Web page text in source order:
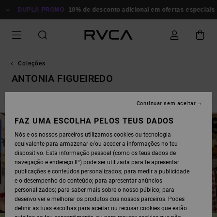
PARA
GRELHA
DUPLA PROMO 10% de desconto adicional em ofertas especiais
Coleções
ANTONIA FIGUEIREDO
Dayshift - Essentials
FAZ UMA ESCOLHA PELOS TEUS DADOS
Nós e os nossos parceiros utilizamos cookies ou tecnologia
equivalente para armazenar e/ou aceder a informações no teu
dispositivo. Esta informação pessoal (como os teus dados de
navegação e endereço IP) pode ser utilizada para te apresentar
publicações e conteúdos personalizados; para medir a publicidade
e o desempenho do conteúdo; para apresentar anúncios
personalizados; para saber mais sobre o nosso público; para
desenvolver e melhorar os produtos dos nossos parceiros. Podes
definir as tuas escolhas para aceitar ou recusar cookies que estão
Continuar sem aceitar